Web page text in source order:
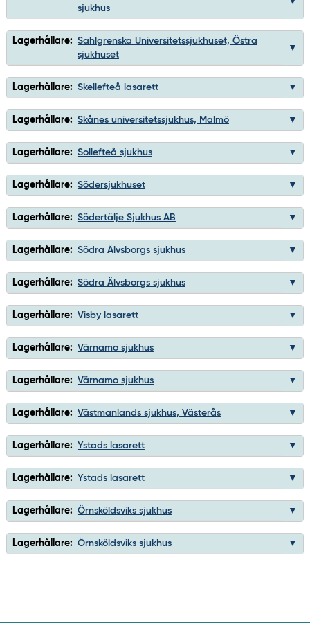
sjukhus
Lagerhållare: Sahlgrenska Universitetssjukhuset, Östra
sjukhuset
Lagerhållare: Skellefteå lasarett
Lagerhållare: Skånes universitetssjukhus, Malmö
Lagerhållare: Sollefteå sjukhus
Lagerhållare: Södersjukhuset
Lagerhållare: Södertälje Sjukhus AB
Lagerhållare: Södra Älvsborgs sjukhus
Lagerhållare: Södra Älvsborgs sjukhus
Lagerhållare: Visby lasarett
Lagerhållare: Värnamo sjukhus
Lagerhållare: Värnamo sjukhus
Lagerhållare: Västmanlands sjukhus, Västerås
Lagerhållare: Ystads lasarett
Lagerhållare: Ystads lasarett
Lagerhållare: Örnsköldsviks sjukhus
Lagerhållare: Örnsköldsviks sjukhus